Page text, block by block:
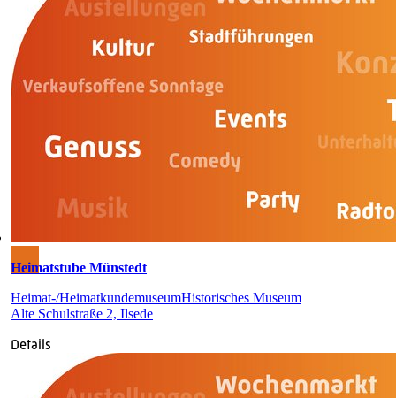
Heimatstube Münstedt
Heimat-/HeimatkundemuseumHistorisches Museum
Alte Schulstraße 2, Ilsede
Details